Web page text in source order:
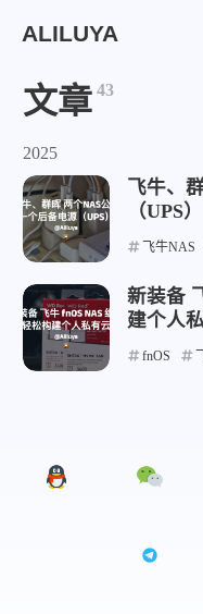
ALILUYA
文章 43
2025
飞牛、
（UPS）
飞牛NAS
新装备
建个人
fnOS